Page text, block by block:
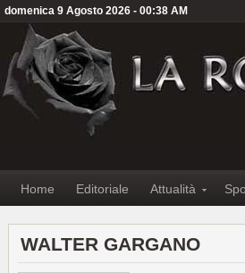
domenica 9 Agosto 2026 - 00:38 AM
Home Editoriale Attualità
WALTER GARGANO